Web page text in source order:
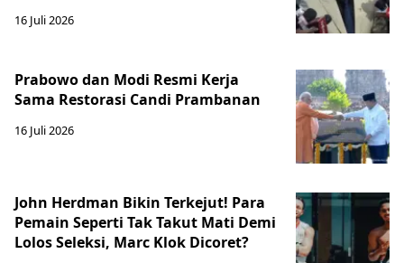
16 Juli 2026
Prabowo dan Modi Resmi Kerja
Sama Restorasi Candi Prambanan
16 Juli 2026
John Herdman Bikin Terkejut! Para
Pemain Seperti Tak Takut Mati Demi
Lolos Seleksi, Marc Klok Dicoret?